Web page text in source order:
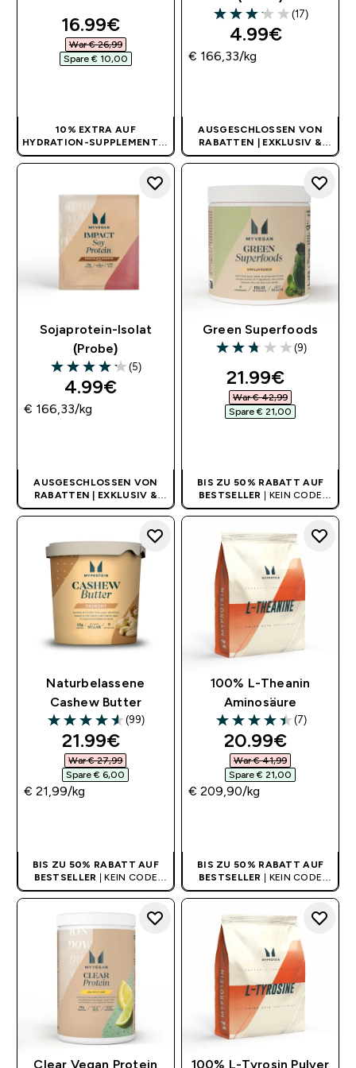
discounted price
16.99€‎
War € 26,99‎
Spare € 10,00‎
10% EXTRA AUF
HYDRATION-SUPPLEMENTE|
KEIN CODE BENÖTIGT
3.12 out of 5 stars
(17)
4.99€‎
€ 166,33‎/kg
AUSGESCHLOSSEN VON
RABATTEN | EXKLUSIV &
LIMITIERT
Sojaprotein-Isolat
(Probe)
4.2 out of 5 stars
(5)
4.99€‎
€ 166,33‎/kg
AUSGESCHLOSSEN VON
RABATTEN | EXKLUSIV &
LIMITIERT
Green Superfoods
2.78 out of 5 stars
(9)
discounted
21.99€‎
War € 42,99‎
Spare € 21,00‎
BIS ZU 50% RABATT AUF
BESTSELLER
| KEIN CODE
BENÖTIGT
Naturbelassene
Cashew Butter
4.56 out of 5 stars
(99)
discounted price
21.99€‎
War € 27,99‎
Spare € 6,00‎
€ 21,99‎/kg
BIS ZU 50% RABATT AUF
BESTSELLER | KEIN CODE
BENÖTIGT
100% L-Theanin
Aminosäure
4.43 out of 5 stars
(7)
discounted
20.99€‎
War € 41,99‎
Spare € 21,00‎
€ 209,90‎/kg
BIS ZU 50% RABATT AUF
BESTSELLER | KEIN CODE
BENÖTIGT
Clear Vegan Protein
100% L-Tyrosin Pulver